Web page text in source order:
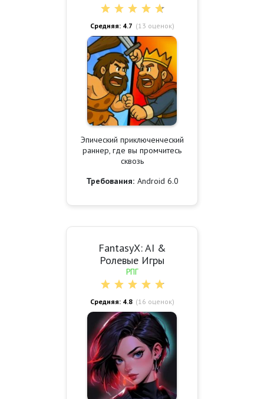
Средняя: 4.7 (13 оценок)
Эпический приключенческий
раннер, где вы промчитесь
сквозь
Требования: Android 6.0
FantasyX: AI &
Ролевые Игры
РПГ
Средняя: 4.8 (16 оценок)